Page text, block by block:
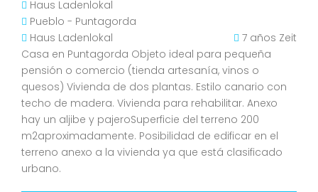
Haus Ladenlokal
Pueblo - Puntagorda
Haus Ladenlokal
7 años Zeit
Casa en Puntagorda Objeto ideal para pequeña
pensión o comercio (tienda artesanía, vinos o
quesos) Vivienda de dos plantas. Estilo canario con
techo de madera. Vivienda para rehabilitar. Anexo
hay un aljibe y pajeroSuperficie del terreno 200
m2aproximadamente. Posibilidad de edificar en el
terreno anexo a la vivienda ya que está clasificado
urbano.